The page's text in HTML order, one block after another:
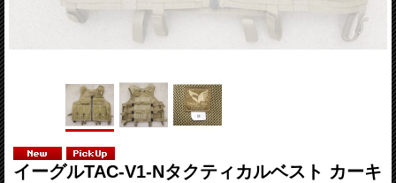
イーグルTAC-V1-Nタクティカルベスト カーキ